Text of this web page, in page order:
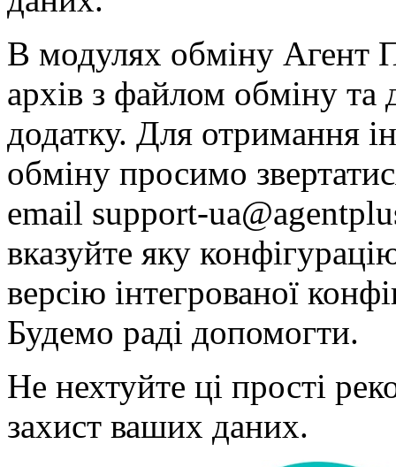
В модулях обміну Агент
архів з файлом обміну
додатку. Для отримання
обміну просимо
email support-
вказуйте яку
версію інтегрованої
Будемо раді допомогти.
Не нехтуйте ці прості
захист ваших даних.